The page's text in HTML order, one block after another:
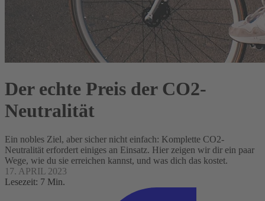
Der echte Preis der CO2-
Neutralität
Ein nobles Ziel, aber sicher nicht einfach: Komplette CO2-
Neutralität erfordert einiges an Einsatz. Hier zeigen wir dir ein paar
Wege, wie du sie erreichen kannst, und was dich das kostet.
17. APRIL 2023
Lesezeit: 7 Min.